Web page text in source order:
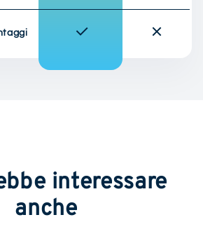
interessare
anche